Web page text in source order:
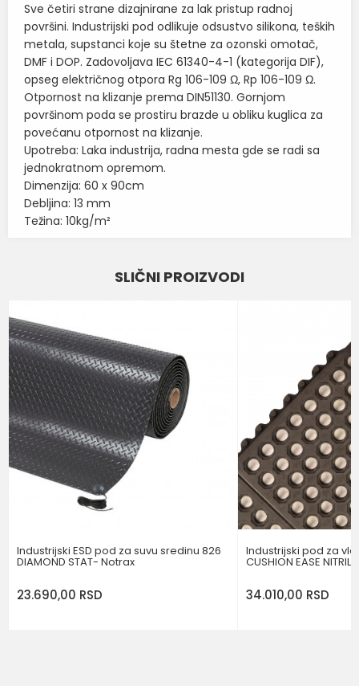
Sve četiri strane dizajnirane za lak pristup radnoj
površini. Industrijski pod odlikuje odsustvo silikona, teških
metala, supstanci koje su štetne za ozonski omotač,
DMF i DOP. Zadovoljava IEC 61340-4-1 (kategorija DIF),
opseg električnog otpora Rg 106-109 Ω, Rp 106-109 Ω.
Otpornost na klizanje prema DIN51130. Gornjom
površinom poda se prostiru brazde u obliku kuglica za
povećanu otpornost na klizanje.
Upotreba: Laka industrija, radna mesta gde se radi sa
jednokratnom opremom.
Dimenzija: 60 x 90cm
Debljina: 13 mm
Težina: 10kg/m²
PODOVI I PODLOGE ESD
Brend
Poruka
SLIČNI PROIZVODI
Industrijski ESD pod za suvu sredinu 826
DIAMOND STAT- Notrax
23.690,00 RSD
Industrijski pod za
CUSHION EASE NITRIL
34.010,00 RSD